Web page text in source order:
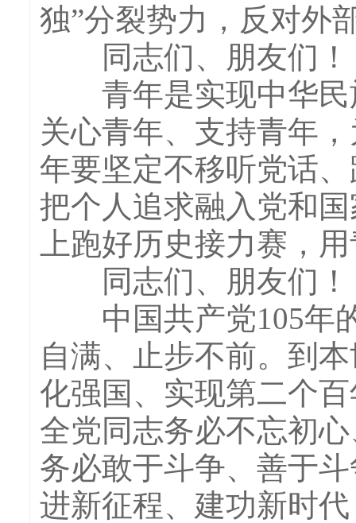
独”分裂势力，反对外
同志们、朋友们！
青年是实现中华民
关心青年、支持青年
年要坚定不移听党话
把个人追求融入党和
上跑好历史接力赛，
同志们、朋友们！
中国共产党105年的
自满、止步不前。到
化强国、实现第二个
全党同志务必不忘初
务必敢于斗争、善于
进新征程、建功新时